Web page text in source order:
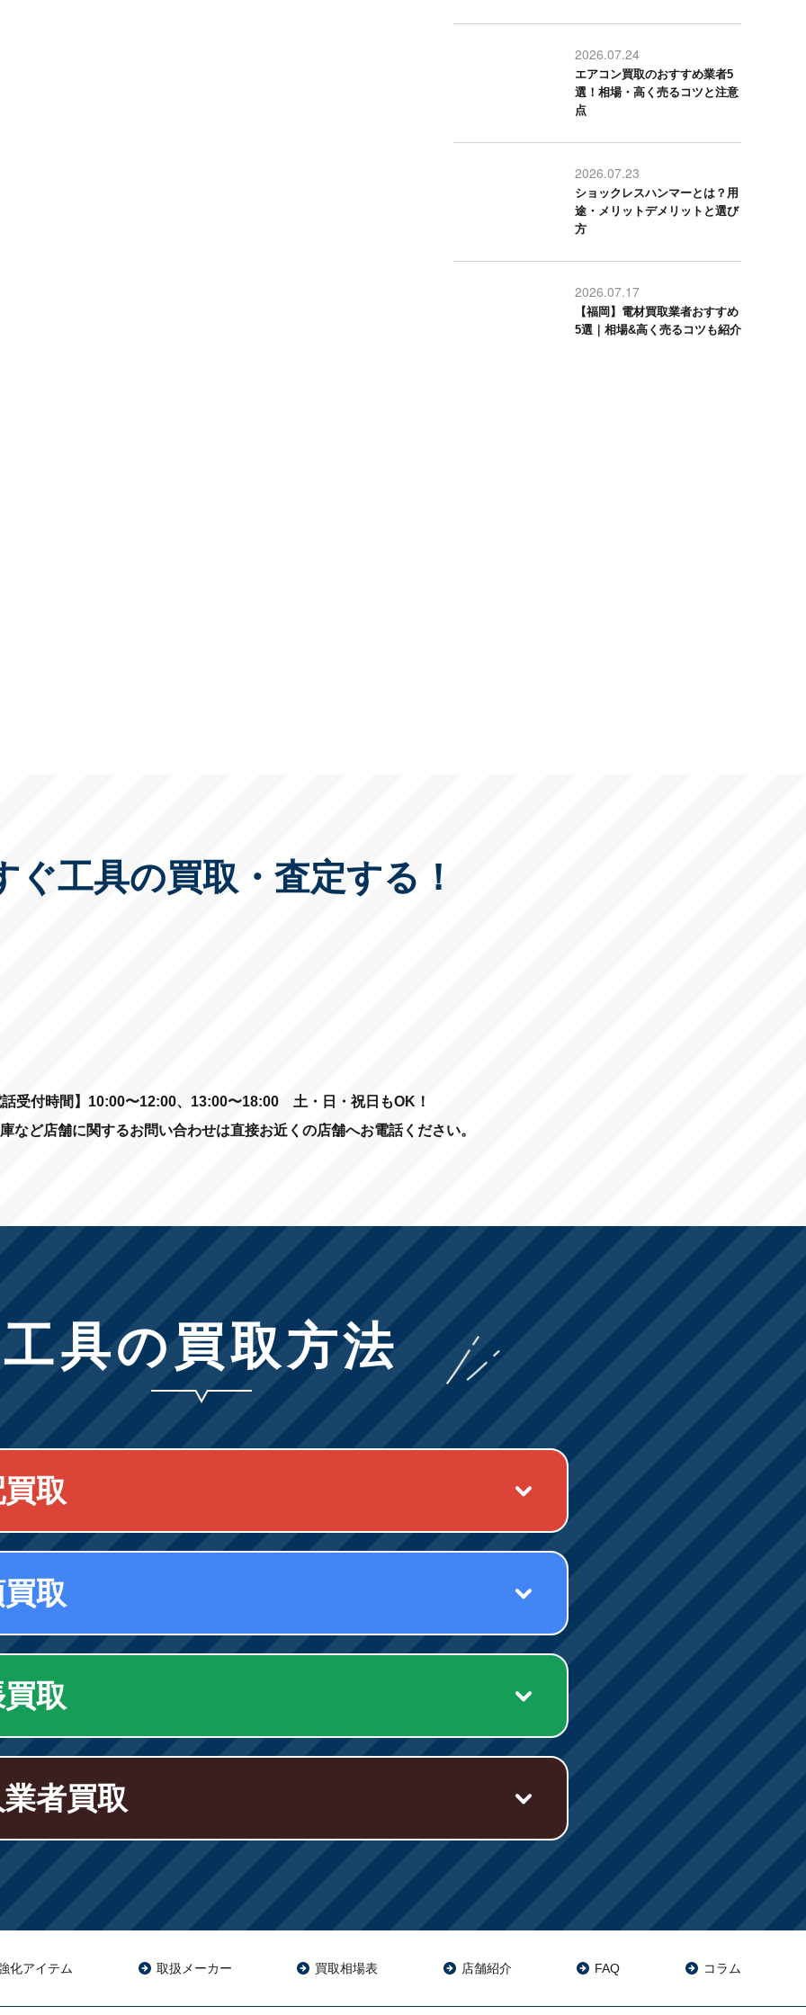
2026.07.24
エアコン買取のおすすめ業者5
選！相場・高く売るコツと注意
点
2026.07.23
ショックレスハンマーとは？用
途・メリットデメリットと選び
方
2026.07.17
【福岡】電材買取業者おすすめ
5選｜相場&高く売るコツも紹介
ぐ工具の買取・査定する！
受付時間】10:00〜12:00、13:00〜18:00 土・日・祝日もOK！
など店舗に関するお問い合わせは直接お近くの店舗へお電話ください。
工具の買取方法
取
取
取
者買取
化アイテム 取扱メーカー 買取相場表 店舗紹介 FAQ コラム